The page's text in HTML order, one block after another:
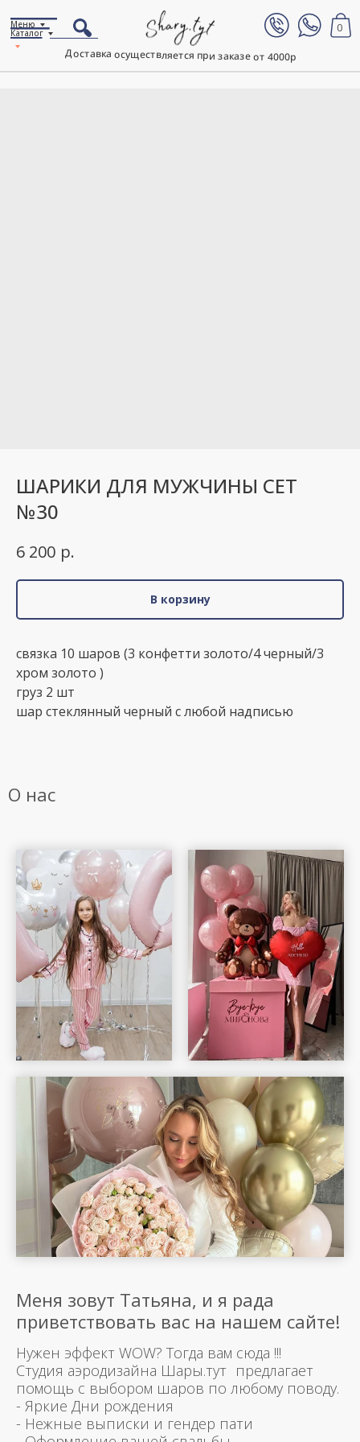
Доставка осуществляется при заказе от 4000р
0
Каталог
Меню
ШАРИКИ ДЛЯ МУЖЧИНЫ СЕТ
№30
6 200 р.
В корзину
связка 10 шаров (3 конфетти золото/4 черный/3
хром золото )
груз 2 шт
шар стеклянный черный с любой надписью
О нас
Меня зовут Татьяна, и я рада
приветствовать вас на нашем сайте!
Нужен эффект WOW? Тогда вам сюда !!!
Студия аэродизайна Шары.тут предлагает
помощь с выбором шаров по любому поводу.
- Яркие Дни рождения
- Нежные выписки и гендер пати